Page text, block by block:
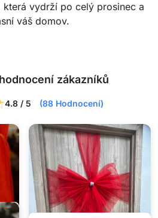
která vydrží po celý prosinec a
váš domov.
zákazníků
4.8 / 5 (88 Hodnocení)